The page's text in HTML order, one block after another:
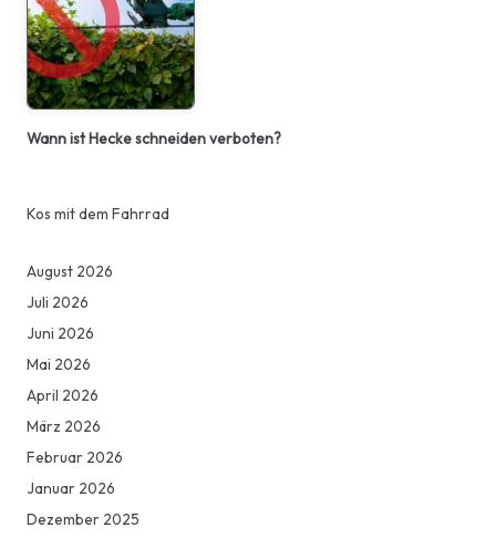
Wann ist Hecke schneiden verboten?
Kos mit dem Fahrrad
August 2026
Juli 2026
Juni 2026
Mai 2026
April 2026
März 2026
Februar 2026
Januar 2026
Dezember 2025